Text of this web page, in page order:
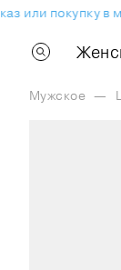
покупку в
Мужское —